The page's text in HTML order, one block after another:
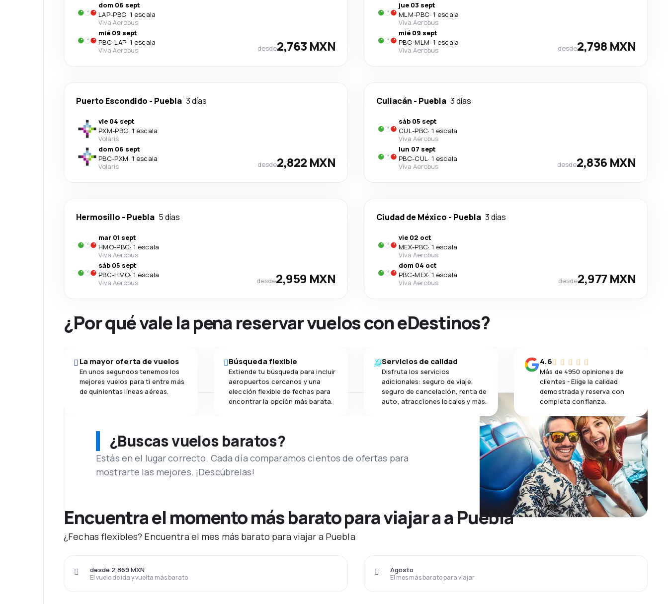
dom 06 sept
LAP-PBC· 1 escala
Viva Aerobus
mié 09 sept
PBC-LAP· 1 escala
Viva Aerobus
desde2,763 MXN
jue 03 sept
MLM-PBC· 1 escala
Viva Aerobus
mié 09 sept
PBC-MLM· 1 escala
Viva Aerobus
desde2,798 MXN
Puerto Escondido - Puebla 3 días
vie 04 sept
PXM-PBC· 1 escala
Volaris
dom 06 sept
PBC-PXM· 1 escala
Volaris
desde2,822 MXN
Culiacán - Puebla 3 días
sáb 05 sept
CUL-PBC· 1 escala
Viva Aerobus
lun 07 sept
PBC-CUL· 1 escala
Viva Aerobus
desde2,836 MXN
Hermosillo - Puebla 5 días
mar 01 sept
HMO-PBC· 1 escala
Viva Aerobus
sáb 05 sept
PBC-HMO· 1 escala
Viva Aerobus
desde2,959 MXN
Ciudad de México - Puebla 3 días
vie 02 oct
MEX-PBC· 1 escala
Viva Aerobus
dom 04 oct
PBC-MEX· 1 escala
Viva Aerobus
desde2,977 MXN
¿Por qué vale la pena reservar vuelos con eDestinos?
La mayor oferta de vuelos
En unos segundos tenemos los
mejores vuelos para ti entre más
de quinientas líneas aéreas.
Búsqueda flexible
Extiende tu búsqueda para incluir
aeropuertos cercanos y una
elección flexible de fechas para
encontrar la opción más barata.
Servicios de calidad
Disfruta los servicios
adicionales: seguro de viaje,
seguro de cancelación, renta de
auto, atracciones locales y más.
4.6
Más de 4950 opiniones de
clientes - Elige la calidad
demostrada y reserva con
completa confianza.
¿Buscas vuelos baratos?
Estás en el lugar correcto. Cada día comparamos cientos de ofertas para
mostrarte las mejores. ¡Descúbrelas!
Encuentra el momento más barato para viajar a a Puebla
¿Fechas flexibles? Encuentra el mes más barato para viajar a Puebla
El vuelo de ida y vuelta más barato
desde 2,869 MXN
El mes más barato para viajar
Agosto